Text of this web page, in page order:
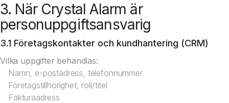
3. När Crystal Alarm är
personuppgiftsansvarig
3.1 Företagskontakter och kundhantering (CRM)
Vilka uppgifter behandlas:
Namn, e-postadress, telefonnummer
Företagstillhörighet, roll/titel
Fakturaadress